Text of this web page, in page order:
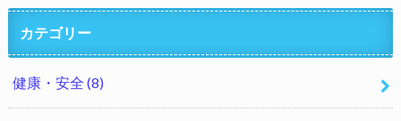
カテゴリー
健康・安全 (8)